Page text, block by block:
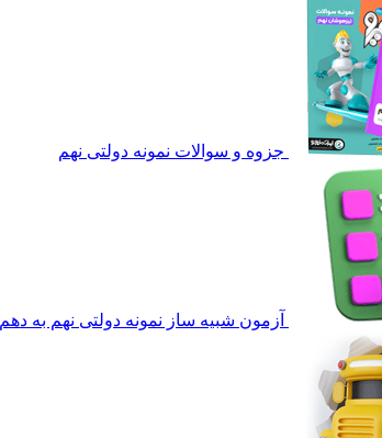
جزوه و سوالات نمونه دولتی نهم
آزمون شبیه ساز نمونه دولتی نهم به دهم